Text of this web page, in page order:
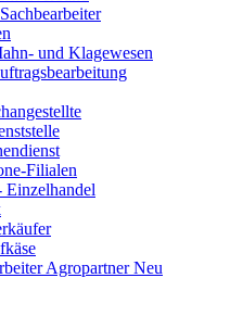
und Klagewesen
Filialen
Agropartner Neu